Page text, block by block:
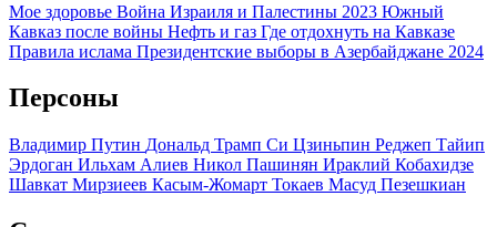
Мое здоровье Война Израиля и Палестины 2023 Южный
Кавказ после войны Нефть и газ Где отдохнуть на Кавказе
Правила ислама Президентские выборы в Азербайджане 2024
Персоны
Владимир Путин Дональд Трамп Си Цзиньпин Реджеп Тайип
Эрдоган Ильхам Алиев Никол Пашинян Ираклий Кобахидзе
Шавкат Мирзиеев Касым-Жомарт Токаев Масуд Пезешкиан